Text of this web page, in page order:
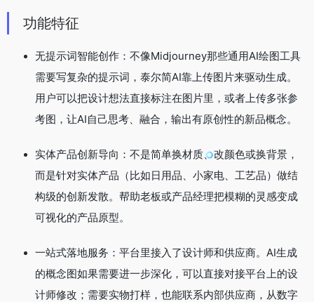
功能特征
无提示词智能创作：不像Midjourney那些通用AI绘图工具
需要写复杂的提示词，泰尔简AI靠上传图片来驱动生成。
用户可以把设计想法直接标注在图片里，或者上传多张参
考图，让AI自己思考、融合，输出有原创性的新品概念。
实体产品创新导向：不是简单换材质、改颜色或换背景，
而是针对实体产品（比如日用品、小家电、工艺品）做结
构级的创新发散。帮助老板或产品经理把模糊的灵感变成
可视化的产品原型。
一站式落地服务：平台里接入了设计师和供应商。AI生成
的概念图如果需要进一步深化，可以直接对接平台上的设
计师修改；需要实物打样，也能联系内部供应商，从数字